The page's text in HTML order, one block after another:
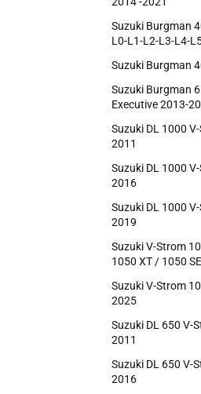
Suzuki Burgman
L0-L1-L2-L3-L4-
Suzuki Burgman
Suzuki Burgman
Executive 2013-
Suzuki DL 1000
2011
Suzuki DL 1000
2016
Suzuki DL 1000
2019
Suzuki V-Strom
1050 XT / 1050
Suzuki V-Strom
2025
Suzuki DL 650 V-
2011
Suzuki DL 650 V-
2016